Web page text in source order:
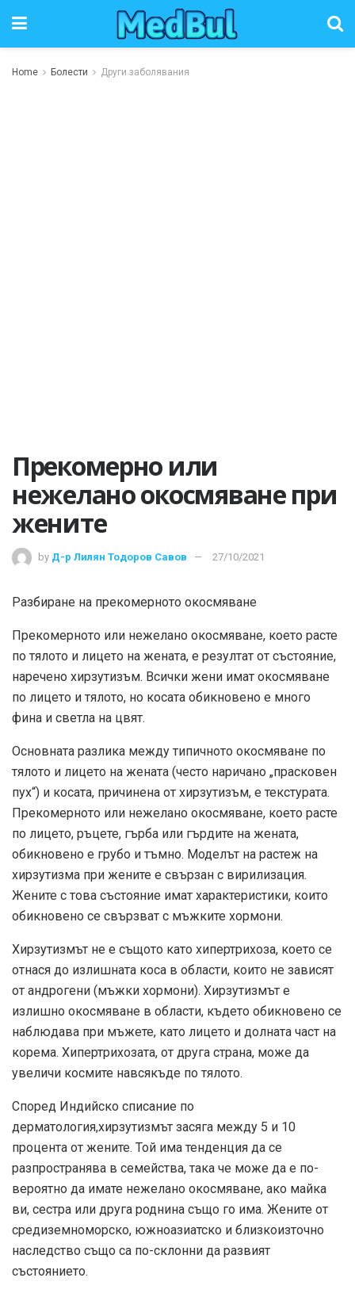
Home Болести Други заболявания
Прекомерно или
нежелано окосмяване при
жените
by Д-р Лилян Тодоров Савов 27/10/2021
Разбиране на прекомерното окосмяване
Прекомерното или нежелано окосмяване, което расте
по тялото и лицето на жената, е резултат от състояние,
наречено хирзутизъм. Всички жени имат окосмяване
по лицето и тялото, но косата обикновено е много
фина и светла на цвят.
Основната разлика между типичното окосмяване по
тялото и лицето на жената (често наричано „прасковен
пух“) и косата, причинена от хирзутизъм, е текстурата.
Прекомерното или нежелано окосмяване, което расте
по лицето, ръцете, гърба или гърдите на жената,
обикновено е грубо и тъмно. Моделът на растеж на
хирзутизма при жените е свързан с вирилизация.
Жените с това състояние имат характеристики, които
обикновено се свързват с мъжките хормони.
Хирзутизмът не е същото като хипертрихоза, което се
отнася до излишната коса в области, които не зависят
от андрогени (мъжки хормони). Хирзутизмът е
излишно окосмяване в области, където обикновено се
наблюдава при мъжете, като лицето и долната част на
корема. Хипертрихозата, от друга страна, може да
увеличи космите навсякъде по тялото.
Според Индийско списание по
дерматология,хирзутизмът засяга между 5 и 10
процента от жените. Той има тенденция да се
разпространява в семейства, така че може да е по-
вероятно да имате нежелано окосмяване, ако майка
ви, сестра или друга роднина също го има. Жените от
средиземноморско, южноазиатско и близкоизточно
наследство също са по-склонни да развият
състоянието.